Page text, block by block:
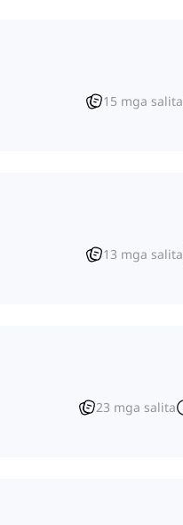
15 mga salita
13 mga salita
23 mga salita